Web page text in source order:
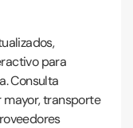
para
Consulta
mayor, transporte